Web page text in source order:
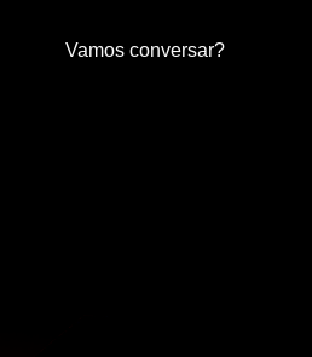
Vamos conversar?